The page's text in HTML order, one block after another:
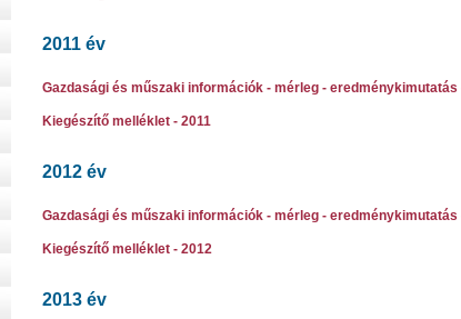
2011 év
Gazdasági és műszaki információk - mérleg - eredménykimutatás
Kiegészítő melléklet - 2011
2012 év
Gazdasági és műszaki információk - mérleg - eredménykimutatás
Kiegészítő melléklet - 2012
2013 év